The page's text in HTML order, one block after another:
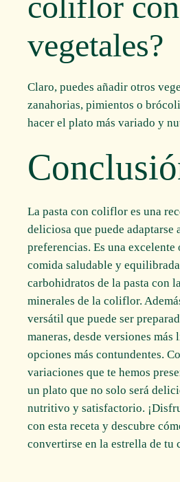
vegetales?
Claro, puedes añadir otros
zanahorias, pimientos o
hacer el plato más variado y
La pasta con coliflor es una
deliciosa que puede adaptarse
preferencias. Es una excelente
comida saludable y
carbohidratos de la pasta con
minerales de la coliflor.
versátil que puede ser
maneras, desde versiones más
opciones más contundentes.
variaciones que te hemos
un plato que no solo será
nutritivo y satisfactorio.
con esta receta y descubre
convertirse en la estrella de tu